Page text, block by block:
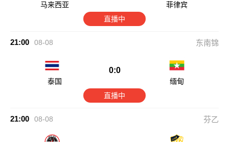
马来西亚
菲律宾
直播中
21:00 08-08 东南锦
泰国
0:0
缅甸
直播中
21:00 08-08 芬乙